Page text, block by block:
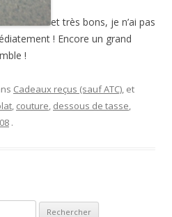
et très bons, je n’ai pas
! Encore un grand
!
Cadeaux reçus (sauf ATC), et
, couture, dessous de tasse,
.